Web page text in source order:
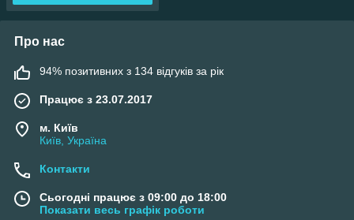
Про нас
94% позитивних з 134 відгуків за рік
Працює з 23.07.2017
м. Київ
Київ, Україна
Контакти
Сьогодні працює з 09:00 до 18:00
Показати весь графік роботи